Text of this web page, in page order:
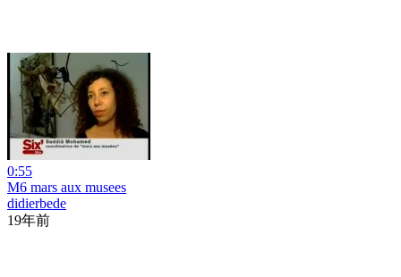
0:55
M6 mars aux musees
didierbede
19年前